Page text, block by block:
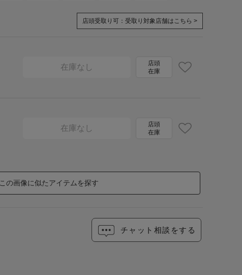
店頭受取り可： 受取り対象店舗はこちら >
在庫なし
店頭
在庫
在庫なし
店頭
在庫
この画像に似たアイテムを探す
チャット相談をする